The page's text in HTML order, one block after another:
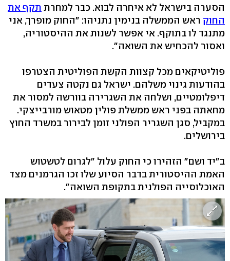
הסערה בישראל לא איחרה לבוא. כבר למחרת תקף את
החוק ראש הממשלה בנימין נתניהו: "החוק מופרך, אני
מתנגד לו בתוקף. אי אפשר לשנות את ההיסטוריה,
ואסור להכחיש את השואה".
פוליטיקאים מכל קצוות הקשת הפוליטית הצטרפו
בהודעות גינוי משלהם. ישראל גם נקטה צעדים
דיפלומטיים, ושלחה את השגרירה בוורשה למסור את
מחאתה בפני ראש ממשלת פולין מטאוש מורבייצקי.
במקביל, סגן השגריר הפולני זומן לבירור במשרד החוץ
בירושלים.
ב"יד ושם" הזהירו כי החוק עלול "לגרום לטשטוש
האמת ההיסטורית בדבר הסיוע שלו זכו הגרמנים מצד
האוכלוסייה הפולנית בתקופת השואה".